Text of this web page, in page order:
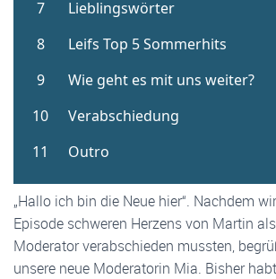
„Hallo ich bin die Neue hier“. Nachdem
Episode schweren Herzens von Martin
Moderator verabschieden mussten,
unsere neue Moderatorin Mia. Bisher